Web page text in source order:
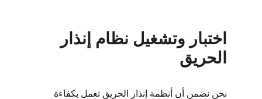
اختبار وتشغيل نظام إنذار
الحريق
نحن نضمن أن أنظمة إنذار الحريق تعمل بكفاءة